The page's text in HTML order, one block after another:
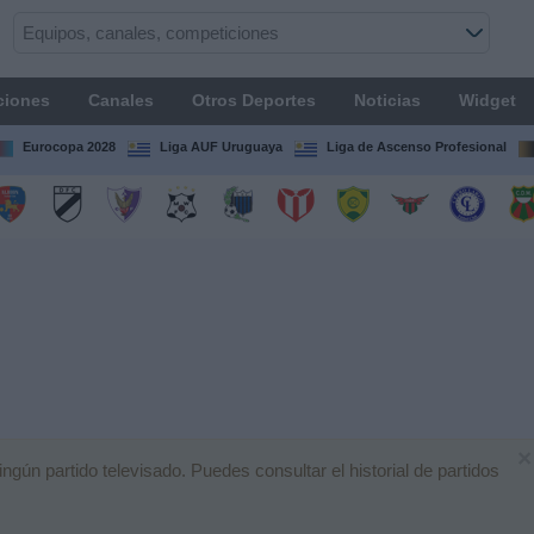
Canales Otros Deportes Noticias Widget
Eurocopa 2028 Liga AUF Uruguaya Liga de Ascenso Profesional
partido televisado. Puedes consultar el historial de partidos